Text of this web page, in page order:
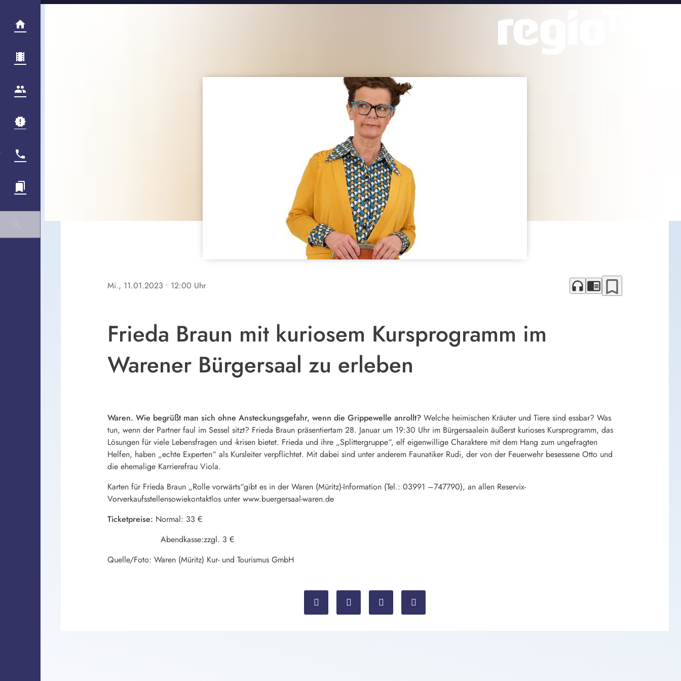
Mi., 11.01.2023 • 12:00 Uhr headphones chrome_reader_mode bookmark_border
Frieda Braun mit kuriosem Kursprogramm im
Warener Bürgersaal zu erleben
Waren. Wie begrüßt man sich ohne Ansteckungsgefahr, wenn die Grippewelle anrollt? Welche heimischen Kräuter und Tiere sind essbar? Was
tun, wenn der Partner faul im Sessel sitzt? Frieda Braun präsentiertam 28. Januar um 19:30 Uhr im Bürgersaalein äußerst kurioses Kursprogramm, das
Lösungen für viele Lebensfragen und -krisen bietet. Frieda und ihre „Splittergruppe“, elf eigenwillige Charaktere mit dem Hang zum ungefragten
Helfen, haben „echte Experten“ als Kursleiter verpflichtet. Mit dabei sind unter anderem Faunatiker Rudi, der von der Feuerwehr besessene Otto und
die ehemalige Karrierefrau Viola.
Karten für Frieda Braun „Rolle vorwärts“gibt es in der Waren (Müritz)-Information (Tel.: 03991 –747790), an allen Reservix-
Vorverkaufsstellensowiekontaktlos unter www.buergersaal-waren.de
Ticketpreise: Normal: 33 €
Abendkasse:zzgl. 3 €
Quelle/Foto: Waren (Müritz) Kur- und Tourismus GmbH